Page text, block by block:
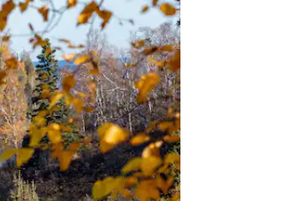
con el tacto o desliza el dedo.